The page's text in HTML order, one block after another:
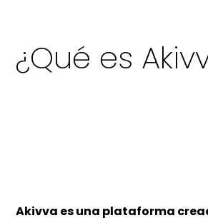
¿Qué es
Akivva es una plataforma